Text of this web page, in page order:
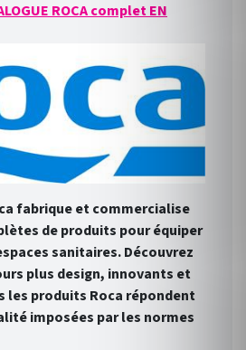
ROCA complet EN
fabrique et commercialise
de produits pour équiper
sanitaires. Découvrez
plus design, innovants et
les produits Roca répondent
imposées par les normes